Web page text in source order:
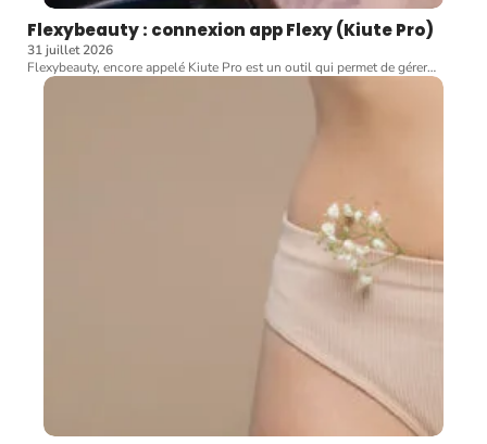
Flexybeauty : connexion app Flexy (Kiute Pro)
31 juillet 2026
Flexybeauty, encore appelé Kiute Pro est un outil qui permet de gérer…